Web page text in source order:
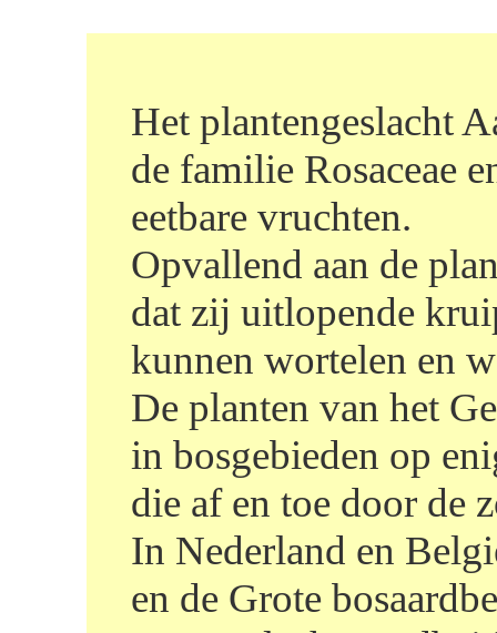
Het plantengeslacht
de familie Rosaceae
eetbare vruchten.
Opvallend aan de
dat zij uitlopende
kunnen wortelen en
De planten van het
in bosgebieden op
die af en toe door de
In Nederland en
en de Grote